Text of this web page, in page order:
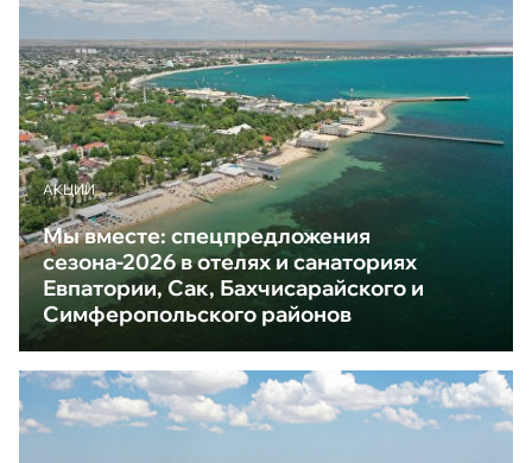
АКЦИИ
Мы вместе: спецпредложения
сезона-2026 в отелях и санаториях
Евпатории, Сак, Бахчисарайского и
Симферопольского районов